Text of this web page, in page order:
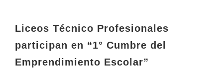
Liceos Técnico Profesionales
participan en “1° Cumbre del
Emprendimiento Escolar”